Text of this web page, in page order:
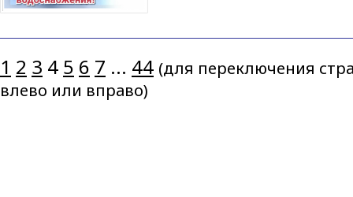
1 2 3 4 5 6 7 ... 44 (для переключения
влево или вправо)